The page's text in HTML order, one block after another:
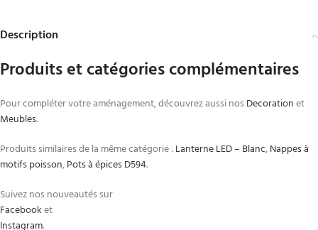
Description
Produits et catégories complémentaires
Pour compléter votre aménagement, découvrez aussi nosDecorationet
Meubles.
Produits similaires de la même catégorie :Lanterne LED – Blanc,Nappes à
motifs poisson,Pots à épices D594.
Suivez nos nouveautés sur
Facebooket
Instagram.